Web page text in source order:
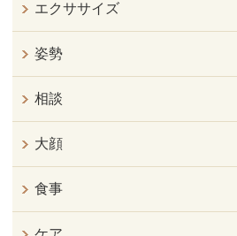
エクササイズ
姿勢
相談
大顔
食事